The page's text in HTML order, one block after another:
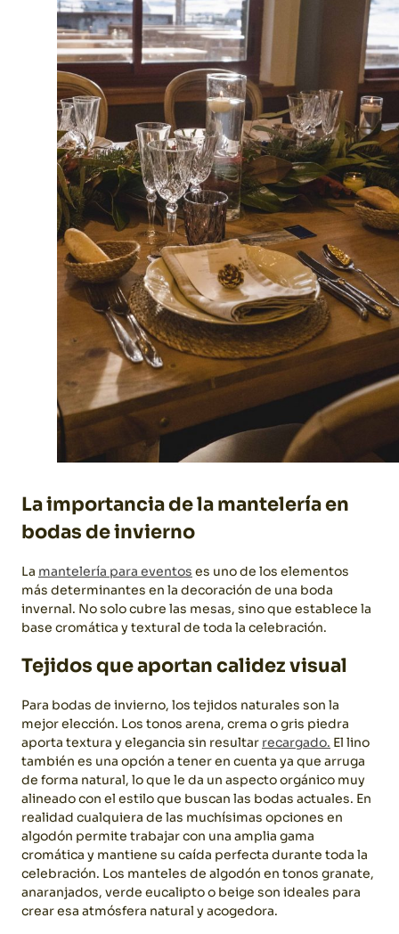
La importancia de la mantelería en
bodas de invierno
La mantelería para eventos es uno de los elementos
más determinantes en la decoración de una boda
invernal. No solo cubre las mesas, sino que establece la
base cromática y textural de toda la celebración.
Tejidos que aportan calidez visual
Para bodas de invierno, los tejidos naturales son la
mejor elección. Los tonos arena, crema o gris piedra
aporta textura y elegancia sin resultar recargado. El lino
también es una opción a tener en cuenta ya que arruga
de forma natural, lo que le da un aspecto orgánico muy
alineado con el estilo que buscan las bodas actuales. En
realidad cualquiera de las muchísimas opciones en
algodón permite trabajar con una amplia gama
cromática y mantiene su caída perfecta durante toda la
celebración. Los manteles de algodón en tonos granate,
anaranjados, verde eucalipto o beige son ideales para
crear esa atmósfera natural y acogedora.